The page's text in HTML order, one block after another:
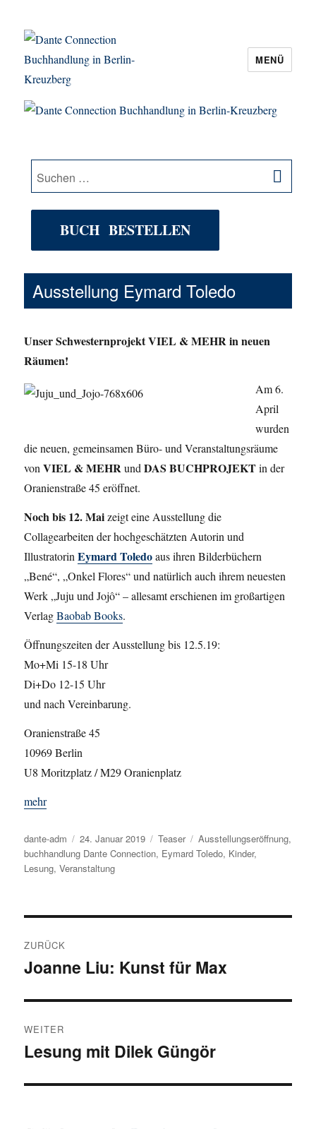
Dante Connection Buchhandlung in
MENÜ
Suche
nach:
BUCH BESTELLEN
Ausstellung Eymard Toledo
Unser Schwesternprojekt VIEL & MEHR in neuen
Räumen!
Am 6.
April
wurden
die neuen, gemeinsamen Büro- und Veranstaltungsräume
vonVIEL & MEHRundDAS BUCHPROJEKTin der
Oranienstraße 45 eröffnet.
Noch bis 12. Maizeigt eine Ausstellung die
Collagearbeiten der hochgeschätzten Autorin und
IllustratorinEymard Toledoaus ihren Bilderbüchern
„Bené“, „Onkel Flores“ und natürlich auch ihrem neuesten
Werk „Juju und Jojô“ – allesamt erschienen im großartigen
VerlagBaobab Books.
Öffnungszeiten der Ausstellung bis 12.5.19:
Mo+Mi 15-18 Uhr
Di+Do 12-15 Uhr
und nach Vereinbarung.
Oranienstraße 45
10969 Berlin
U8 Moritzplatz / M29 Oranienplatz
mehr
Autor
dante-adm
Veröffentlicht
am
24. Januar 2019 Kategorien
Teaser Schlagwörter
Ausstellungseröffnung,
buchhandlung Dante Connection, Eymard Toledo, Kinder,
Lesung,Veranstaltung
ZURÜCK
Vorheriger
Joanne Liu: Kunst für Max
WEITER
Nächster
Lesung mit Dilek Güngör